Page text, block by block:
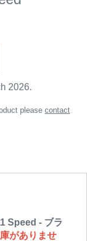
2026.
please contact
Speed - ブラ
がありませ